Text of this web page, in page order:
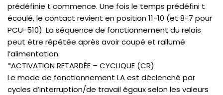
prédéfinie t commence. Une fois le temps prédéfini t
écoulé, le contact revient en position 11-10 (et 8-7 pour
PCU-510). La séquence de fonctionnement du relais
peut être répétée après avoir coupé et rallumé
l’alimentation.
*ACTIVATION RETARDÉE – CYCLIQUE (CR)
Le mode de fonctionnement LA est déclenché par
cycles d’interruption/de travail égaux selon les valeurs